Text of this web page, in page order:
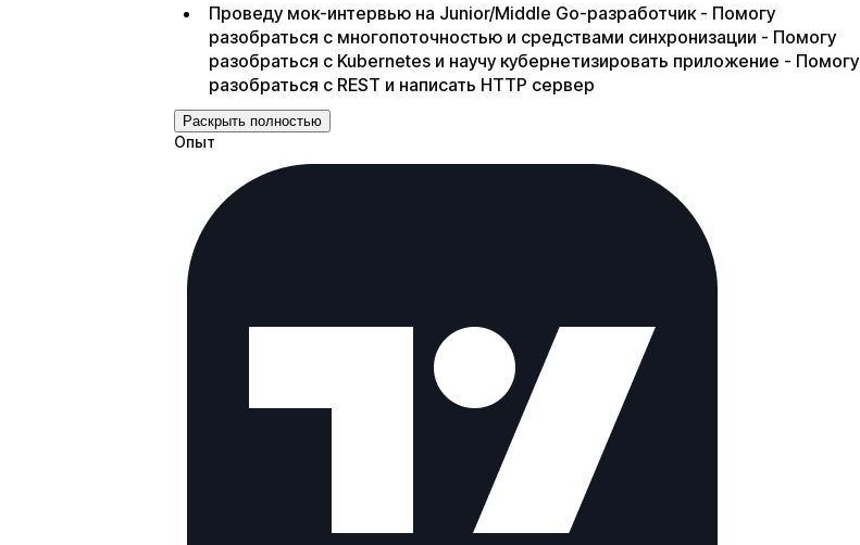
Проведу мок-интервью на Junior/Middle Go-разработчик​ ​- Помогу
разобраться с многопоточностью и средствами синхронизации​ ​- Помогу
разобраться с Kubernetes и научу кубернетизировать приложение​ ​- Помогу
разобраться с REST и написать HTTP сервер
Раскрыть полностью
Опыт